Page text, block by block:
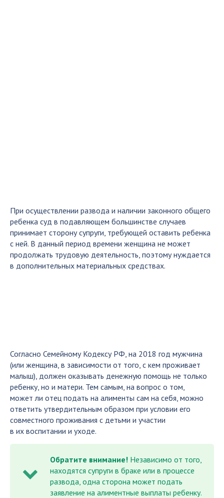
При осуществлении развода и наличии законного общего
ребенка суд в подавляющем большинстве случаев
принимает сторону супруги, требующей оставить ребенка
с ней. В данный период времени женщина не может
продолжать трудовую деятельность, поэтому нуждается
в дополнительных материальных средствах.
Согласно Семейному Кодексу РФ, на 2018 год мужчина
(или женщина, в зависимости от того, с кем проживает
малыш), должен оказывать денежную помощь не только
ребенку, но и матери. Тем самым, на вопрос о том,
может ли отец подать на алименты сам на себя, можно
ответить утвердительным образом при условии его
совместного проживания с детьми и участии
в их воспитании и уходе.
Обратите внимание! Независимо от того,
находятся супруги в браке или в процессе
развода, одна сторона может подать
заявление на алиментные выплаты ребенку.